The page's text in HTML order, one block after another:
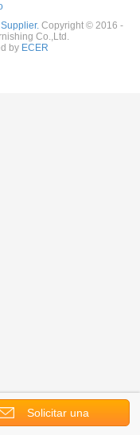
Solicitar una
Copyright © 2016 -
Co.,Ltd.
by ECER